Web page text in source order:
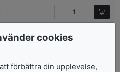
cookies
förbättra din upplevelse,